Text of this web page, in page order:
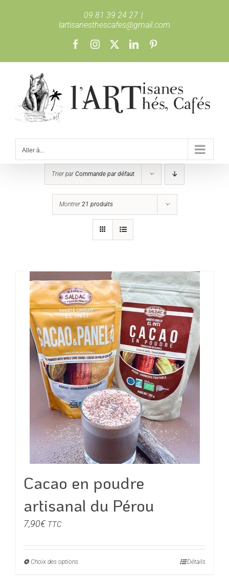
09 81 39 24 27 |
lartisanesthescafes@gmail.com
FacebookInstagram LinkedIn
Aller à...
Trier parCommande par défaut
Montrer21 produits
Cacao en poudre
artisanal du Pérou
7,90€ TTC
Choix des optionsCe
Détails